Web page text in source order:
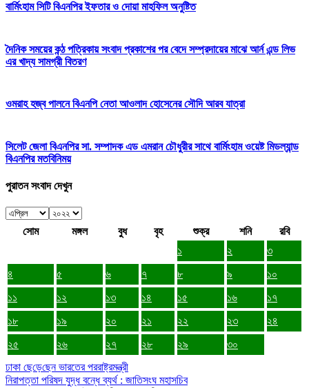
বার্মিংহাম সিটি বিএনপির ইফতার ও দোয়া মাহফিল অনুষ্টিত
দৈনিক সময়ের কন্ঠ পত্রিকায় সংবাদ প্রকাশের পর বেদে সম্প্রদায়ের মাঝে আর্ন এন্ড লিভ
এর খাদ্য সামগ্রী বিতরণ
ওমরাহ হজ্ব পালনে বিএনপি নেতা আওলাদ হোসেনের সৌদি আরব যাত্রা
সিলেট জেলা বিএনপির সা. সম্পাদক এড এমরান চৌধুরীর সাথে বার্মিংহাম ওয়েষ্ট মিডল্যান্ড
বিএনপির মতবিনিময়
পুরাতন সংবাদ দেখুন
সোম মঙ্গল বুধ বৃহ শুক্র শনি
রবি
১
২
৩
৪
৫ ৬ ৭ ৮ ৯
১০
১১
১২ ১৩ ১৪ ১৫ ১৬
১৭
১৮
১৯ ২০ ২১ ২২ ২৩
২৪
২৫
২৬ ২৭ ২৮ ২৯
৩০
ঢাকা ছে‌ড়ে‌ছেন ভারতের পররাষ্ট্রমন্ত্রী
নিরাপত্তা পরিষদ যুদ্ধ বন্ধে ব্যর্থ : জাতিসংঘ মহাসচিব